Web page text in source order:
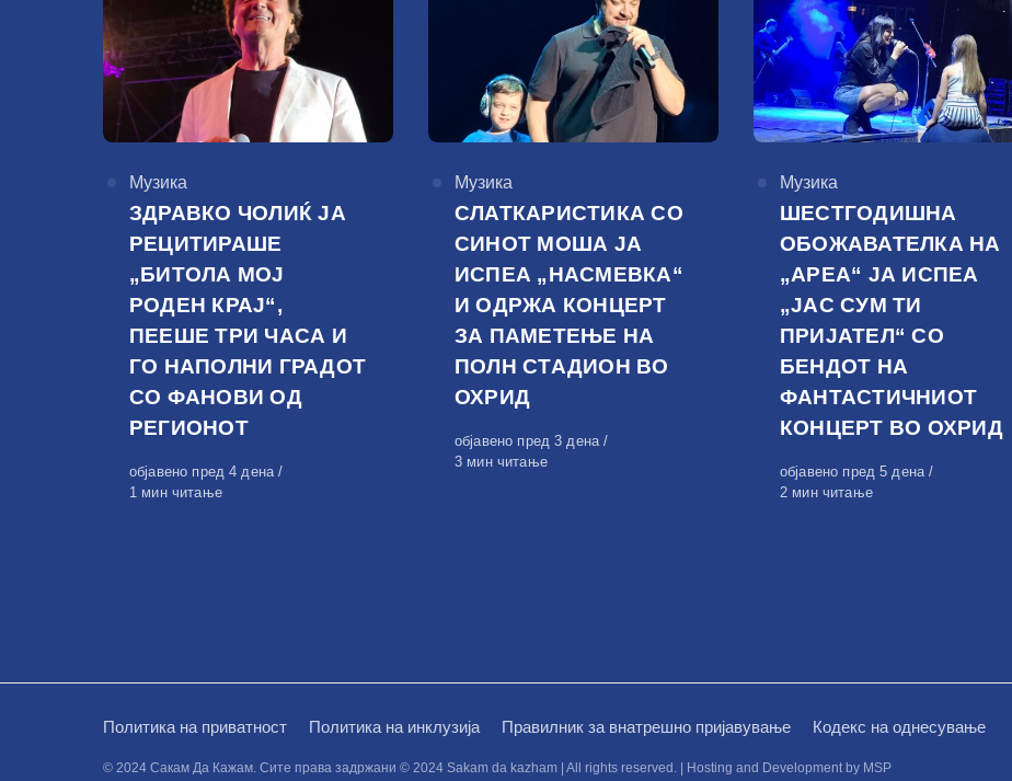
КАтегорија
Музика
ЗДРАВКО ЧОЛИЌ ЈА
РЕЦИТИРАШЕ
„БИТОЛА МОЈ
РОДЕН КРАЈ“,
ПЕЕШЕ ТРИ ЧАСА И
ГО НАПОЛНИ ГРАДОТ
СО ФАНОВИ ОД
РЕГИОНОТ
Објавено
на
објавено пред 4 дена
1 мин читање
КАтегорија
Музика
СЛАТКАРИСТИКА СО
СИНОТ МОША ЈА
ИСПЕА „НАСМЕВКА“
И ОДРЖА КОНЦЕРТ
ЗА ПАМЕТЕЊЕ НА
ПОЛН СТАДИОН ВО
ОХРИД
Објавено
на
објавено пред 3 дена
3 мин читање
КАтегорија
Музика
ШЕСТГОДИШНА
ОБОЖАВАТЕЛКА НА
„АРЕА“ ЈА ИСПЕА
„ЈАС СУМ ТИ
ПРИЈАТЕЛ“ СО
БЕНДОТ НА
ФАНТАСТИЧНИОТ
КОНЦЕРТ ВО ОХРИД
Објавено
на
објавено пред 5 дена
2 мин читање
Политика на приватност Политика на инклузија Правилник за внатрешно пријавување Кодекс на однесување
© 2024 Сакам Да Кажам. Сите права задржани © 2024 Sakam da kazham | All rights reserved. | Hosting and Development by MSP